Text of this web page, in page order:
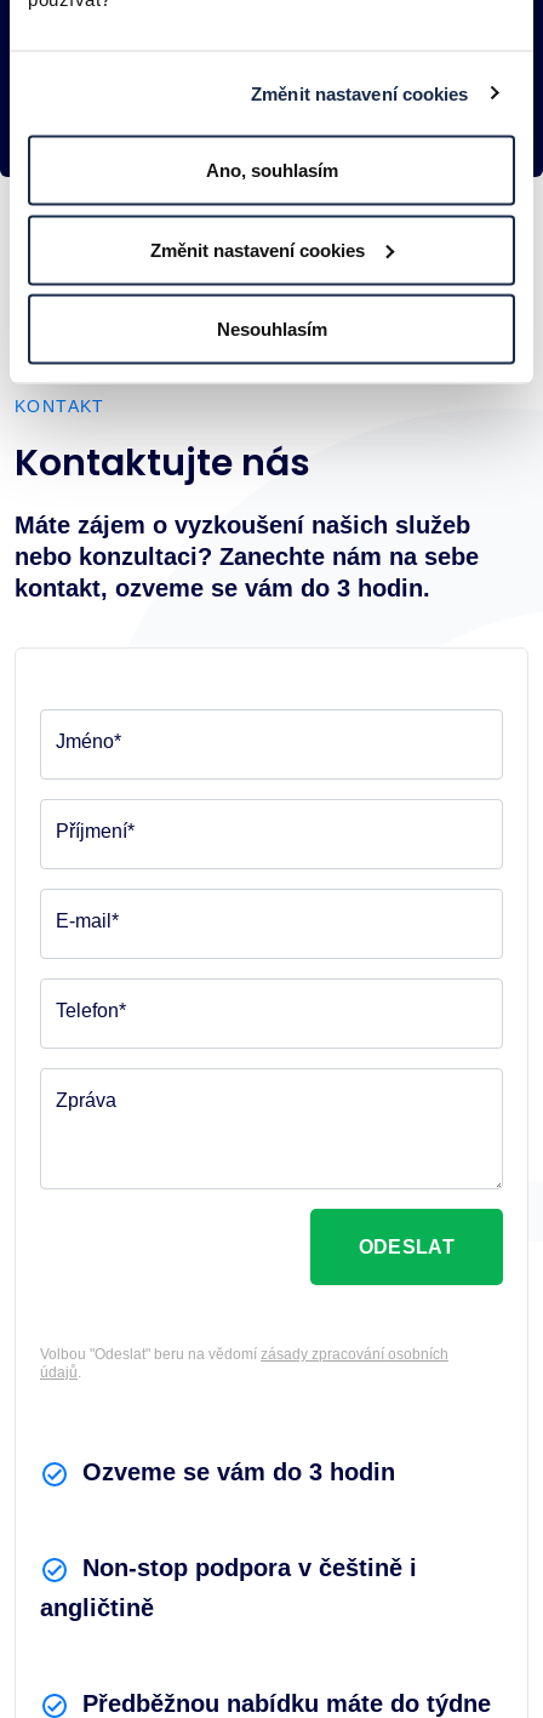
Změnit nastavení cookies
Ano, souhlasím
Změnit nastavení cookies
Nesouhlasím
KONTAKTOVAT
KONTAKT
Kontaktujte nás
Máte zájem o vyzkoušení našich služeb
nebo konzultaci? Zanechte nám na sebe
kontakt, ozveme se vám do 3 hodin.
Ozveme se vám do 3 hodin
Non-stop podpora v češtině i
angličtině
Předběžnou nabídku máte do týdne
Jméno*
Příjmení*
E-mail*
Telefon*
Zpráva
ODESLAT
Volbou "Odeslat" beru na vědomí zásady zpracování osobních
údajů